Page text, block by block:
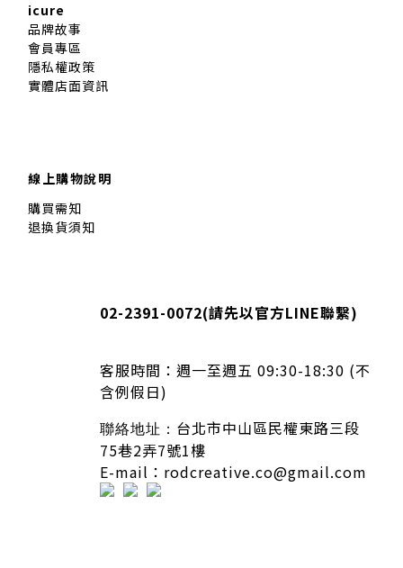
icure
品牌故事
會員專區
隱私權政策
實體店面資訊
線上購物說明
購買需知
退換貨須知
02-2391-0072(請先以官方LINE聯繫)
客服時間： 週一至週五 09:30-18:30 (不
含例假日)
聯絡地址： 台北市中山區民權東路三段
75巷2弄7號1樓
E-mail：rodcreative.co@gmail.com